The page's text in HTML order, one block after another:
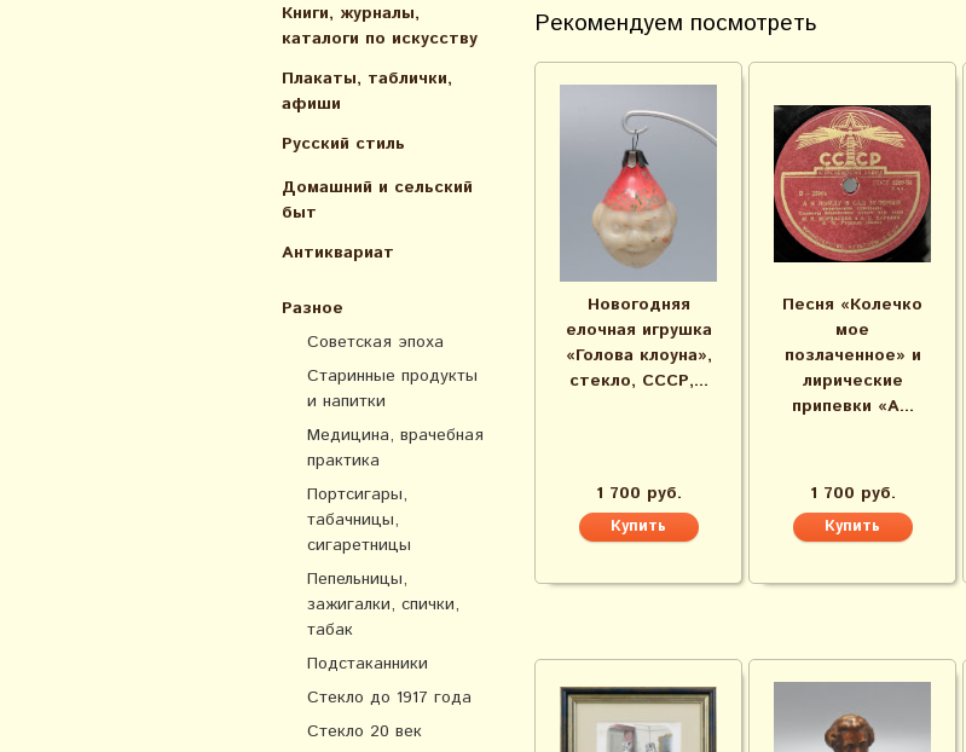
Книги, журналы,
каталоги по искусcтву
Плакаты, таблички,
афиши
Русский стиль
Домашний и сельский
быт
Антиквариат
Разное
Советская эпоха
Старинные продукты
и напитки
Медицина, врачебная
практика
Портсигары,
табачницы,
сигаретницы
Пепельницы,
зажигалки, спички,
табак
Подстаканники
Стекло до 1917 года
Стекло 20 век
Рекомендуем посмотреть
Новогодняя
елочная игрушка
«Голова клоуна»,
стекло, СССР,...
1 700 руб.
Песня «Колечко
мое
позлаченное» и
лирические
припевки «А...
1 700 руб.